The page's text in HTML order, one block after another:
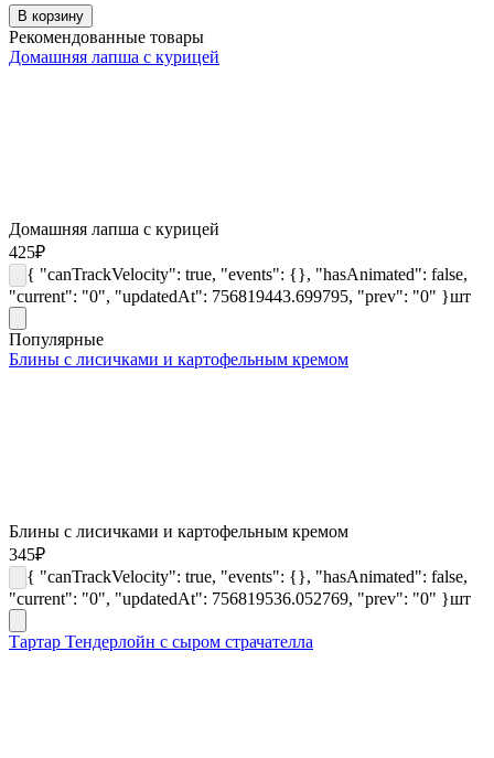
В корзину
Рекомендованные товары
Домашняя лапша с курицей
Домашняя лапша с курицей
425₽
{ "canTrackVelocity": true, "events": {}, "hasAnimated": false,
"current": "0", "updatedAt": 756819443.699795, "prev": "0" }шт
Популярные
Блины с лисичками и картофельным кремом
Блины с лисичками и картофельным кремом
345₽
{ "canTrackVelocity": true, "events": {}, "hasAnimated": false,
"current": "0", "updatedAt": 756819536.052769, "prev": "0" }шт
Тартар Тендерлойн с сыром страчателла